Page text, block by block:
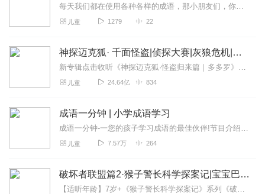
每天我们都在使用各种各样的成语，那小朋友们，你知道成语背后的故事是什么吗？这个成语是怎么来的呢，每天一分钟，与沐沐姐姐一起了解成语背后的故事与含义...
儿童 1279 22
神探迈克狐· 千面怪盗|侦探大赛|灰狼危机|多多罗
新专辑点击收听《神探迈克狐·怪盗归来篇｜多多罗》！！！>>>点击进入主播橱窗购买《神探迈克狐》系列图书吧!<<<多多罗故事【点击前往】收听多多罗其他好玩有趣的故...
儿童 24.64亿 834
成语一分钟 | 小学成语学习
成语一分钟-一您的孩子学习成语的最佳伙伴!节目介绍:在这个快节奏的时代，我们深知成语不仅是语言的精华，更是文化的传承。“成语一分钟”节目专为1-6年级的孩子们设...
儿童 7.57万 264
破坏者联盟篇2·猴子警长科学探案记|宝宝巴士故事
【适听年龄】7岁+《猴子警长科学探案记》系列《破坏者联盟篇1·猴子警长科学探案记》>>>《破坏者联盟篇2·猴子警长科学探案记》>>>《破坏者联盟篇3·猴子警长科...